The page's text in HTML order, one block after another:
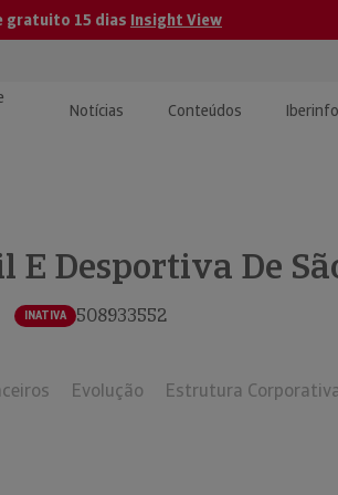
gratuito 15 dias Insight View
de
Notícias Conteúdos
eDesportiva De
INATIVA 508933552
Evolução Estrutura Corporativa